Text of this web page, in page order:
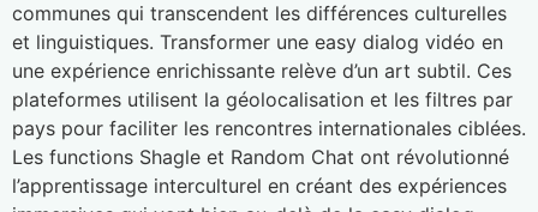
communes qui transcendent les différences culturelles
et linguistiques. Transformer une easy dialog vidéo en
une expérience enrichissante relève d’un art subtil. Ces
plateformes utilisent la géolocalisation et les filtres par
pays pour faciliter les rencontres internationales ciblées.
Les functions Shagle et Random Chat ont révolutionné
l’apprentissage interculturel en créant des expériences